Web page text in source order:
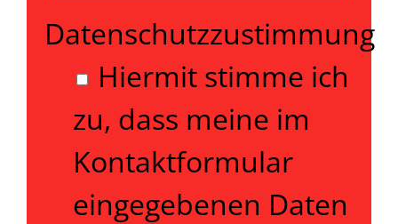
Datenschutzzustimmung
Hiermit stimme ich
zu, dass meine im
Kontaktformular
eingegebenen Daten